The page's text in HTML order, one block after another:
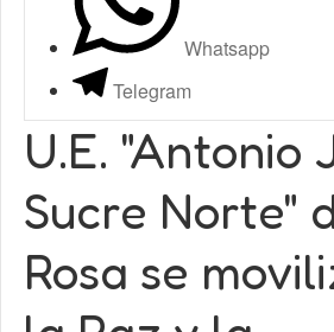
Whatsapp
Telegram
U.E. "Antonio
Sucre Norte"
Rosa se